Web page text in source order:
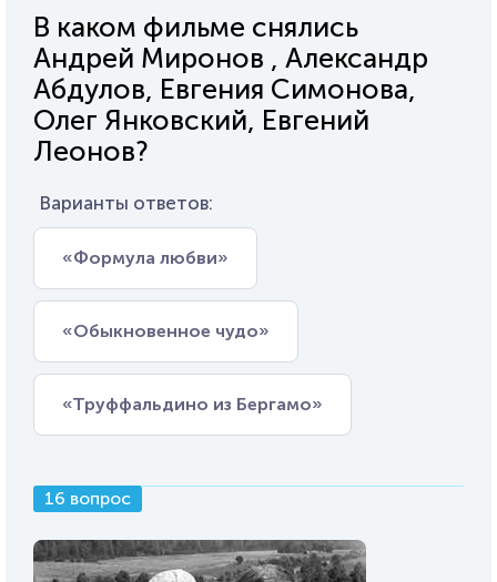
В каком фильме снялись
Андрей Миронов , Александр
Абдулов, Евгения Симонова,
Олег Янковский, Евгений
Леонов?
Варианты ответов:
«Формула любви»
«Обыкновенное чудо»
«Труффальдино из Бергамо»
16 вопрос